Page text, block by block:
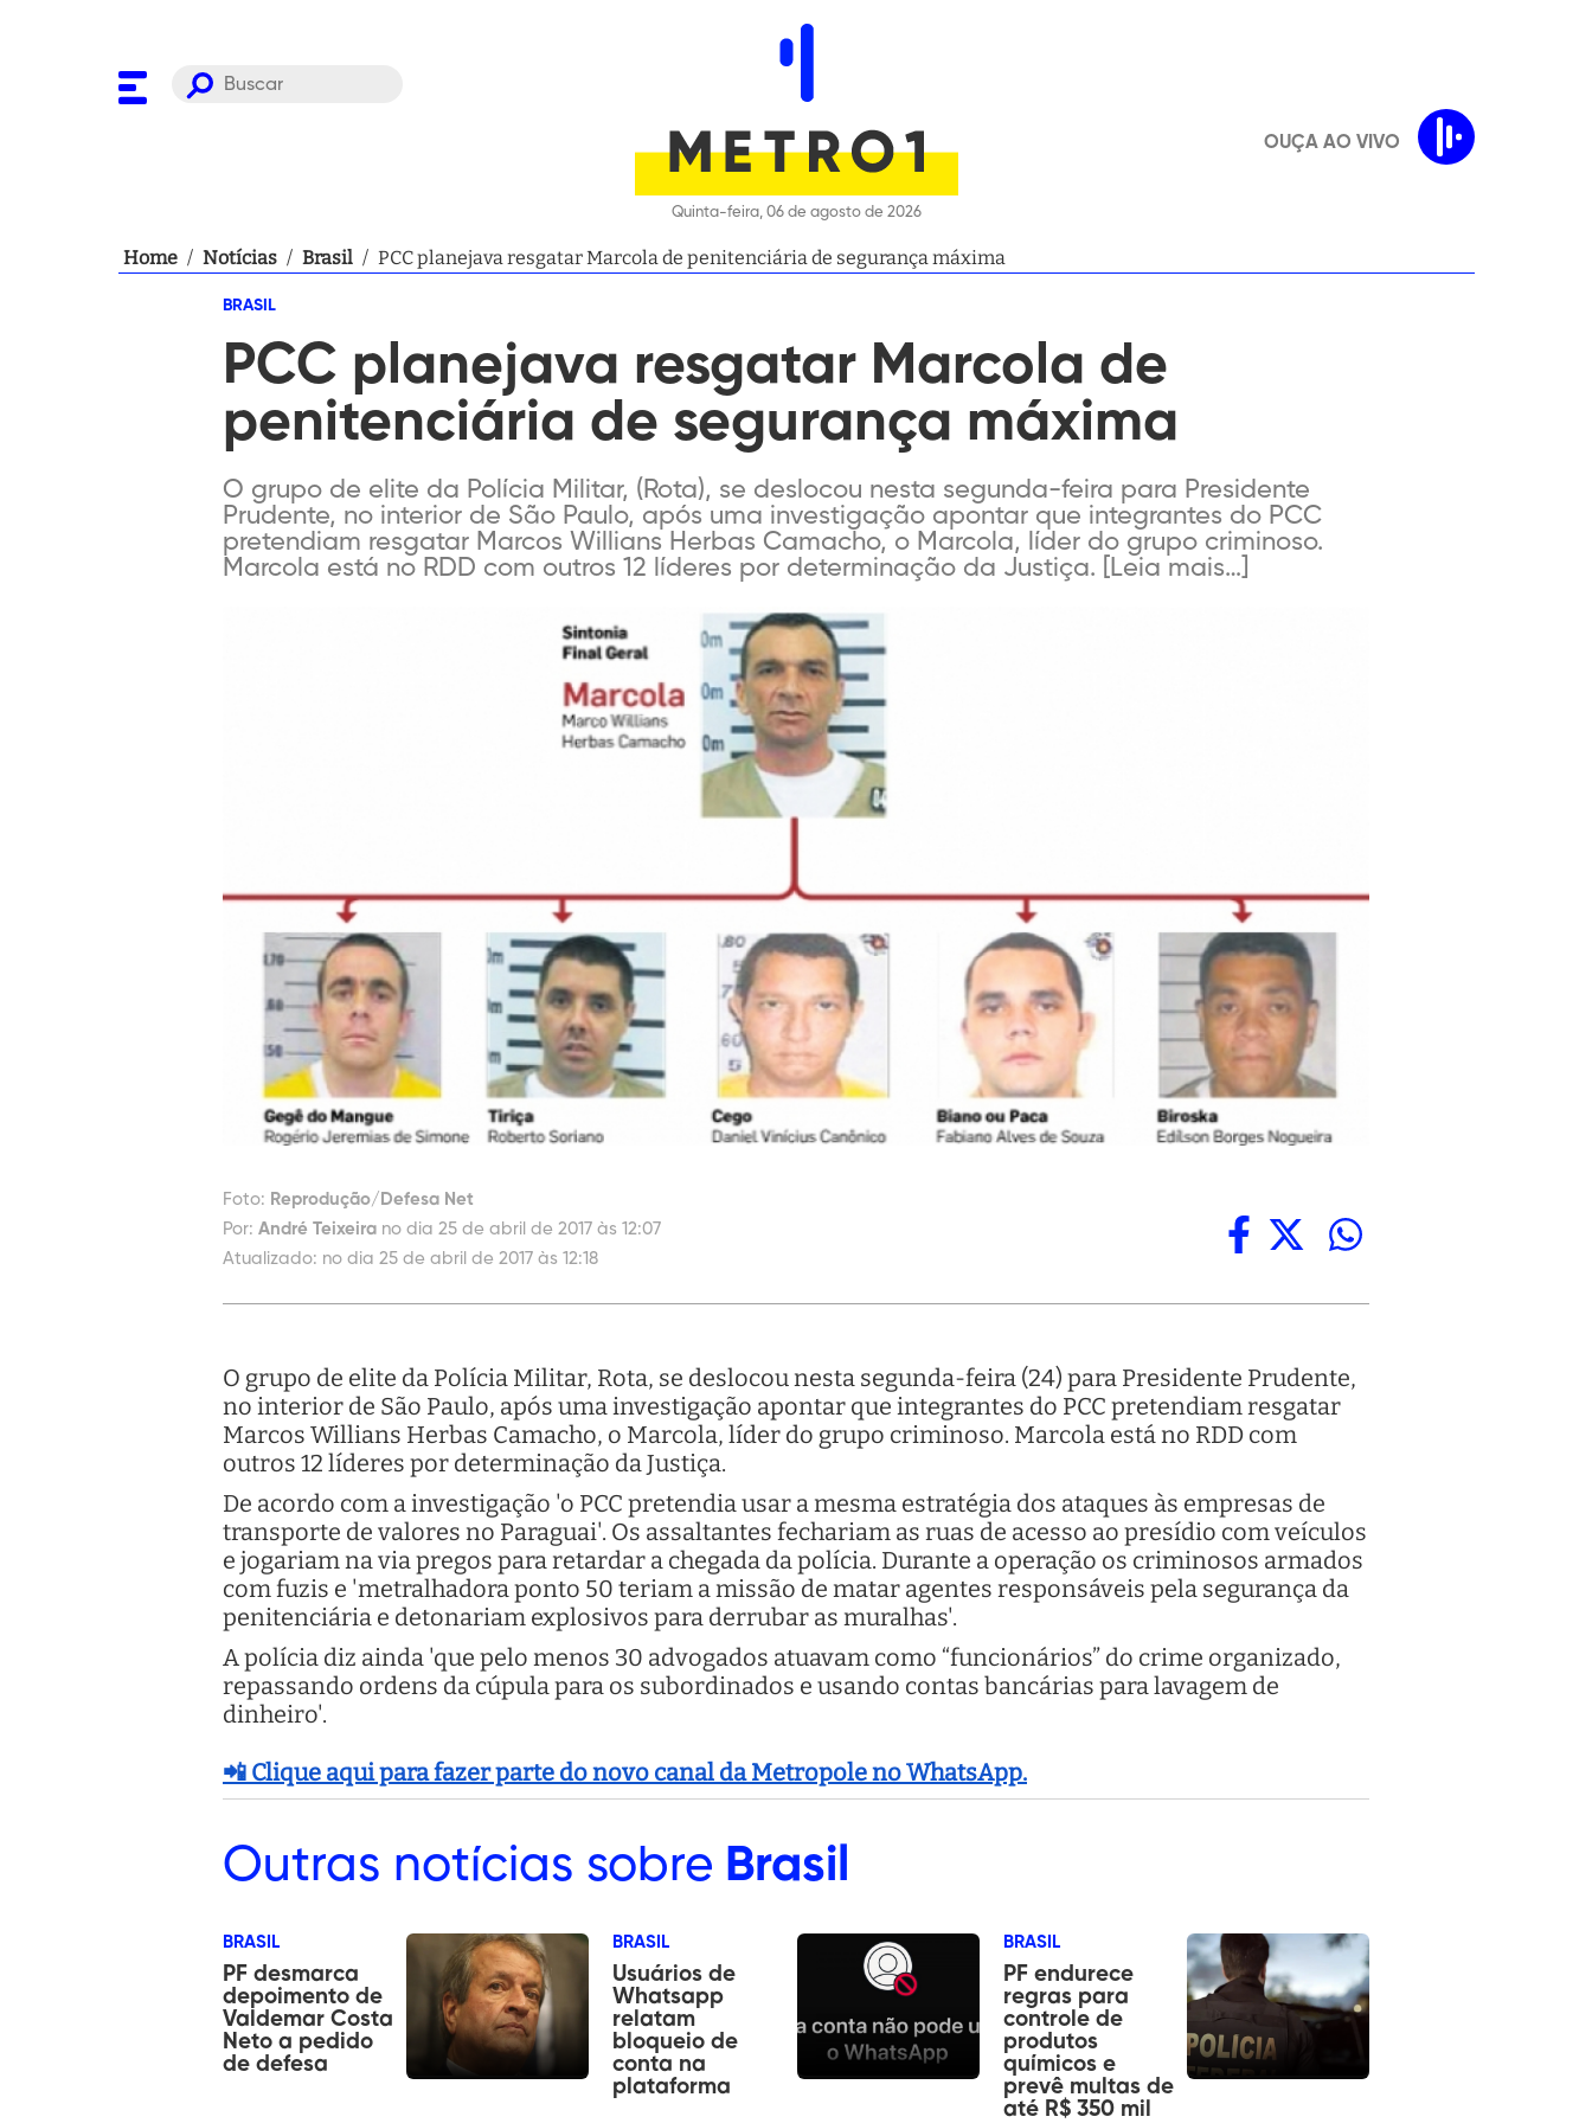
Quinta-feira, 06 de agosto de 2026
OUÇA AO VIVO
Home / Notícias / Brasil / PCC planejava resgatar Marcola de penitenciária de segurança máxima
BRASIL
PCC planejava resgatar Marcola de
penitenciária de segurança máxima
O grupo de elite da Polícia Militar, (Rota), se deslocou nesta segunda-feira para Presidente
Prudente, no interior de São Paulo, após uma investigação apontar que integrantes do PCC
pretendiam resgatar Marcos Willians Herbas Camacho, o Marcola, líder do grupo criminoso.
Marcola está no RDD com outros 12 líderes por determinação da Justiça. [Leia mais…]
Foto: Reprodução/Defesa Net
Por: André Teixeira no dia 25 de abril de 2017 às 12:07
Atualizado: no dia 25 de abril de 2017 às 12:18
O grupo de elite da Polícia Militar, Rota, se deslocou nesta segunda-feira (24) para Presidente Prudente,
no interior de São Paulo, após uma investigação apontar que integrantes do PCC pretendiam resgatar
Marcos Willians Herbas Camacho, o Marcola, líder do grupo criminoso. Marcola está no RDD com
outros 12 líderes por determinação da Justiça.
De acordo com a investigação 'o PCC pretendia usar a mesma estratégia dos ataques às empresas de
transporte de valores no Paraguai'. Os assaltantes fechariam as ruas de acesso ao presídio com veículos
e jogariam na via pregos para retardar a chegada da polícia. Durante a operação os criminosos armados
com fuzis e 'metralhadora ponto 50 teriam a missão de matar agentes responsáveis pela segurança da
penitenciária e detonariam explosivos para derrubar as muralhas'.
A polícia diz ainda 'que pelo menos 30 advogados atuavam como “funcionários” do crime organizado,
repassando ordens da cúpula para os subordinados e usando contas bancárias para lavagem de
dinheiro'.
📲 Clique aqui para fazer parte do novo canal da Metropole no WhatsApp.
Outras notícias sobre Brasil
BRASIL
PF desmarca
depoimento de
Valdemar Costa
Neto a pedido
de defesa
BRASIL
Usuários de
Whatsapp
relatam
bloqueio de
conta na
plataforma
BRASIL
PF endurece
regras para
controle de
produtos
químicos e
prevê multas de
até R$ 350 mil